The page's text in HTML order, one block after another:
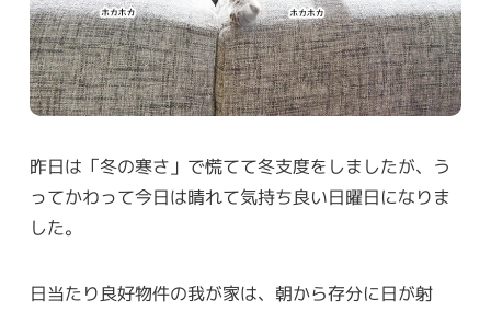
昨日は「冬の寒さ」で慌てて冬支度をしましたが、う
ってかわって今日は晴れて気持ち良い日曜日になりま
した。
日当たり良好物件の我が家は、朝から存分に日が射